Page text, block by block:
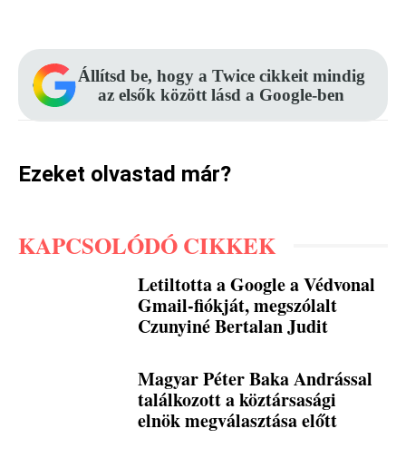
Állítsd be, hogy a Twice cikkeit mindig
az elsők között lásd a Google-ben
Ezeket olvastad már?
KAPCSOLÓDÓ CIKKEK
Letiltotta a Google a Védvonal
Gmail-fiókját, megszólalt
Czunyiné Bertalan Judit
Magyar Péter Baka Andrással
találkozott a köztársasági
elnök megválasztása előtt